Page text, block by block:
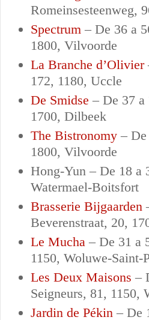
Romeinsesteenweg,
Spectrum – De 36 a
1800, Vilvoorde
La Branche d’Olivier
172, 1180, Uccle
De Smidse – De 37 a
1700, Dilbeek
The Bistronomy –
1800, Vilvoorde
Hong-Yun – De 18 a
Watermael-Boitsfort
Brasserie Bijgaarden
Beverenstraat, 20,
Le Mucha – De 31 a
1150, Woluwe-Saint-
Les Deux Maisons –
Seigneurs, 81, 1150,
Jardin de Pékin – De